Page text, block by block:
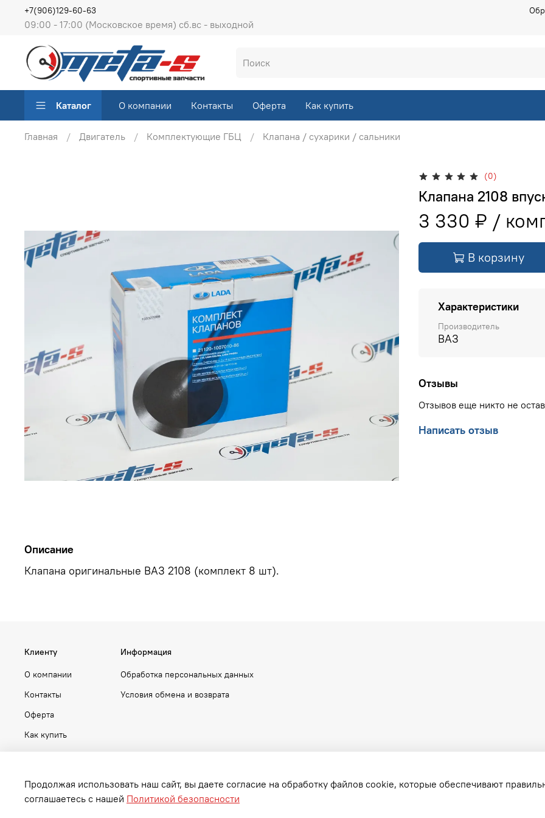
09:00 - 17:00 (Московское время) сб.вс - выходной
+7(906)129-60-63
Каталог О компании Контакты Оферта Как купить
Главная Двигатель Комплектующие ГБЦ Клапана / сухарики / сальники
(0)
Клапана 2108
3 330 ₽
В корзину
Характеристики
Производитель
ВАЗ
Отзывы
Отзывов еще никто не
Написать отзыв
Описание
Клапана оригинальные ВАЗ 2108 (комплект 8 шт).
Клиенту
О компании
Контакты
Оферта
Как купить
Информация
Обработка персональных данных
Условия обмена и возврата
Продолжая использовать наш сайт, вы даете согласие на обработку файлов cookie, которые обеспечивают
соглашаетесь с нашей Политикой безопасности